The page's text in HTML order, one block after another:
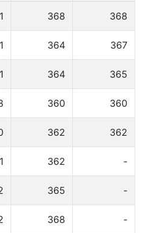
368 368
364 367
364 365
360 360
362 362
362 -
365 -
368 -